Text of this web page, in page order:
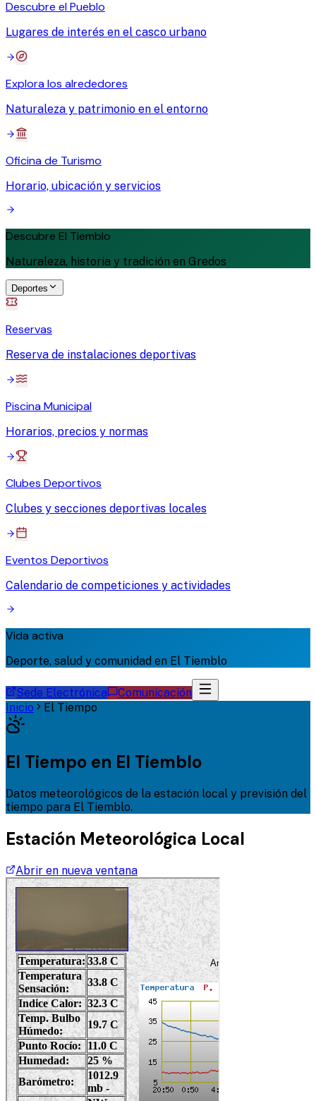
Descubre el Pueblo
Lugares de interés en el casco urbano
Explora los alrededores
Naturaleza y patrimonio en el entorno
Oficina de Turismo
Horario, ubicación y servicios
Descubre El Tiemblo
Naturaleza, historia y tradición en Gredos
Deportes
Reservas
Reserva de instalaciones deportivas
Piscina Municipal
Horarios, precios y normas
Clubes Deportivos
Clubes y secciones deportivas locales
Eventos Deportivos
Calendario de competiciones y actividades
Vida activa
Deporte, salud y comunidad en El Tiemblo
Sede Electrónica
Comunicación
Inicio
El Tiempo
El Tiempo en El Tiemblo
Datos meteorológicos de la estación local y previsión del
tiempo para El Tiemblo.
Estación Meteorológica Local
Abrir en nueva ventana